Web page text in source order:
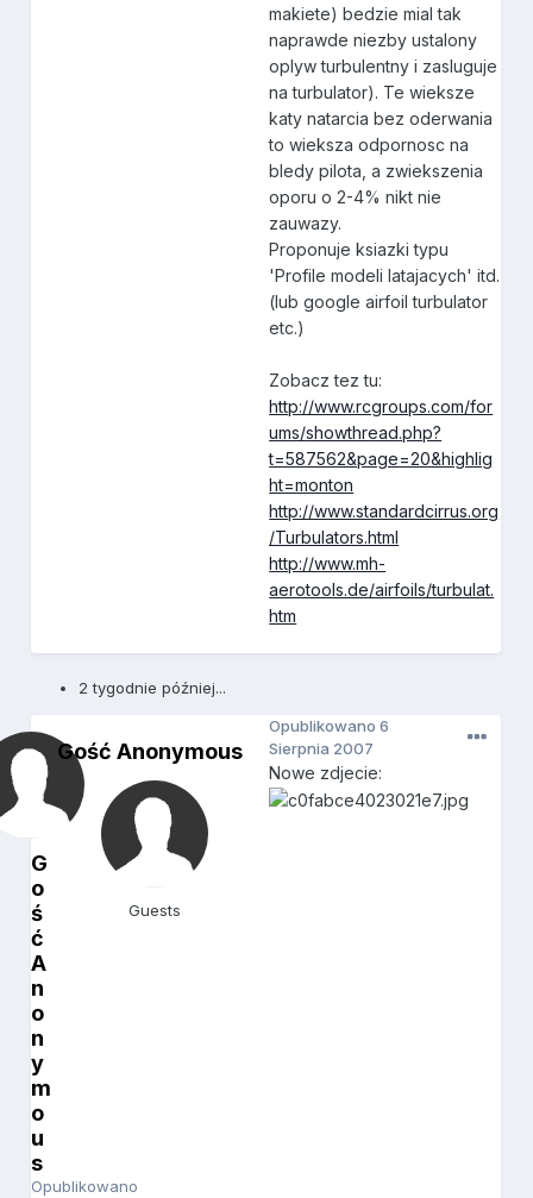
makiete) bedzie mial tak
naprawde niezby ustalony
oplyw turbulentny i zasluguje
na turbulator). Te wieksze
katy natarcia bez oderwania
to wieksza odpornosc na
bledy pilota, a zwiekszenia
oporu o 2-4% nikt nie
zauwazy.
Proponuje ksiazki typu
'Profile modeli latajacych' itd.
(lub google airfoil turbulator
etc.)
Zobacz tez tu:
http://www.rcgroups.com/for
ums/showthread.php?
t=587562&page=20&highlig
ht=monton
http://www.standardcirrus.org
/Turbulators.html
http://www.mh-
aerotools.de/airfoils/turbulat.
htm
2 tygodnie później...
G
o
ś
ć
A
n
o
n
y
m
o
u
s
Opublikowano
Gość Anonymous
Guests
Opublikowano6
Sierpnia 2007
Nowe zdjecie: